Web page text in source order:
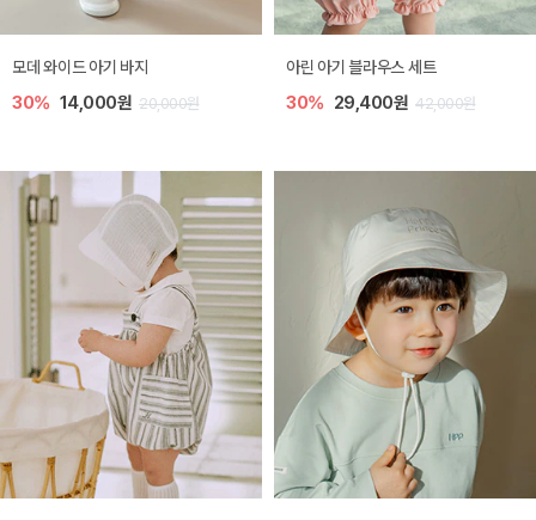
모데 와이드 아기 바지
30% 14,000원 20,000원
아린 아기 블라우스 세트
30% 29,400원 42,000원